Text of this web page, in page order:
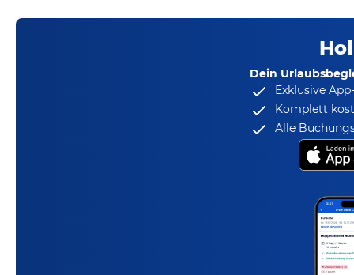
Dein
Exklusive
Komplett
Alle